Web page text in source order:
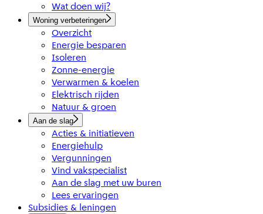
Wat doen wij?
Woning verbeteringen
Overzicht
Energie besparen
Isoleren
Zonne-energie
Verwarmen & koelen
Elektrisch rijden
Natuur & groen
Aan de slag
Acties & initiatieven
Energiehulp
Vergunningen
Vind vakspecialist
Aan de slag met uw buren
Lees ervaringen
Subsidies & leningen